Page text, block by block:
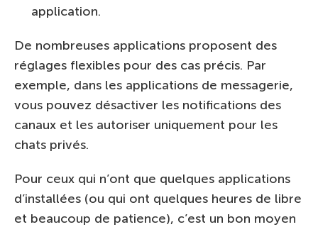
application.
De nombreuses applications proposent des
réglages flexibles pour des cas précis. Par
exemple, dans les applications de messagerie,
vous pouvez désactiver les notifications des
canaux et les autoriser uniquement pour les
chats privés.
Pour ceux qui n’ont que quelques applications
d’installées (ou qui ont quelques heures de libre
et beaucoup de patience), c’est un bon moyen